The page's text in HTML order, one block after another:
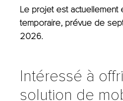
Le projet est actuellement
temporaire, prévue de
2026.
Intéressé à
solution de